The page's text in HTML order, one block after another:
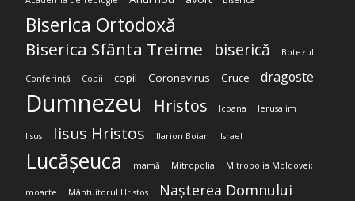
Biserica Ortodoxă
Biserica Sfânta Treime biserică Botezul
Conferință Copii copil Coronavirus Cruce dragoste
Dumnezeu Hristos Icoana Ierusalim
Iisus Iisus Hristos Ilarion Boian Israel
Lucășeuca mamă Mitropolia Mitropolia Moldovei;
moarte Mântuitorul Hristos Nașterea Domnului